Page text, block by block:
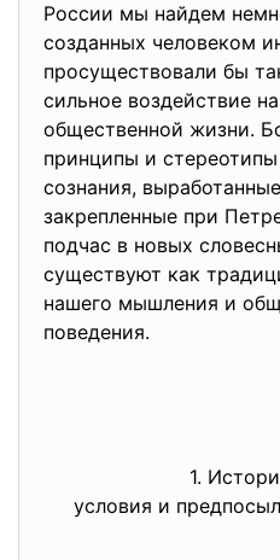
России мы найдем
созданных человеком
просуществовали бы
сильное воздействие
общественной жизни.
принципы и стереотипы
сознания,
закрепленные при
подчас в новых
существуют как
нашего мышления и
поведения.
1.
условия и